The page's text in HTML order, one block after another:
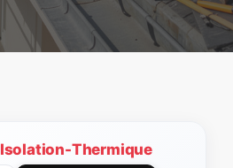
Isolation-Thermique